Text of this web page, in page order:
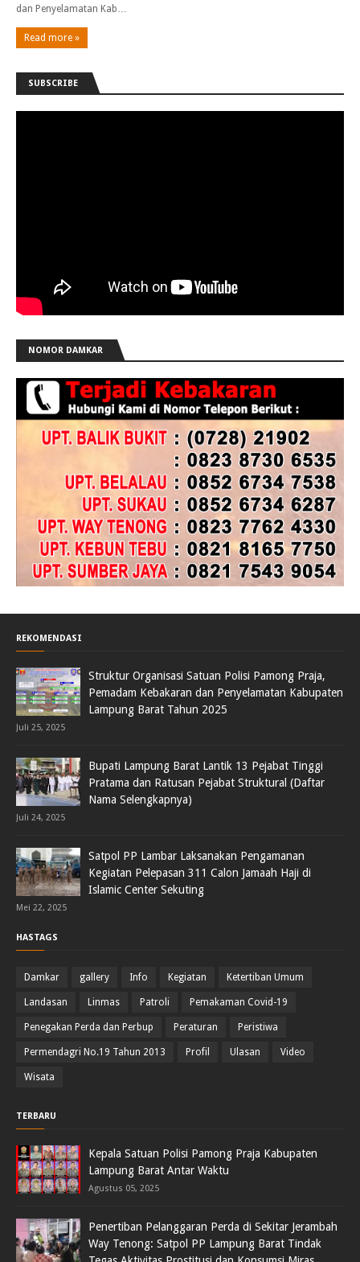
dan Penyelamatan Kab…
Read more »
SUBSCRIBE
NOMOR DAMKAR
REKOMENDASI
Struktur Organisasi Satuan Polisi Pamong Praja,
Pemadam Kebakaran dan Penyelamatan Kabupaten
Lampung Barat Tahun 2025
Juli 25, 2025
Bupati Lampung Barat Lantik 13 Pejabat Tinggi
Pratama dan Ratusan Pejabat Struktural (Daftar
Nama Selengkapnya)
Juli 24, 2025
Satpol PP Lambar Laksanakan Pengamanan
Kegiatan Pelepasan 311 Calon Jamaah Haji di
Islamic Center Sekuting
Mei 22, 2025
HASTAGS
Damkar gallery Info Kegiatan Ketertiban Umum
Landasan Linmas Patroli Pemakaman Covid-19
Penegakan Perda dan Perbup Peraturan Peristiwa
Permendagri No.19 Tahun 2013 Profil Ulasan Video
Wisata
TERBARU
Kepala Satuan Polisi Pamong Praja Kabupaten
Lampung Barat Antar Waktu
Agustus 05, 2025
Penertiban Pelanggaran Perda di Sekitar Jerambah
Way Tenong: Satpol PP Lampung Barat Tindak